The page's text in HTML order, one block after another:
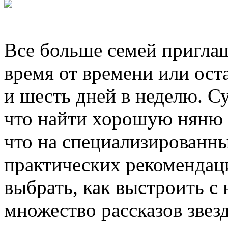
Все больше семей
время от времени или
и шесть дней в неделю.
что найти хорошую няню
что на
практических
выбрать, как выстроить
множество рассказов